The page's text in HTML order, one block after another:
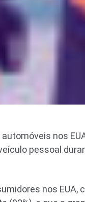
nos
pessoal
nos